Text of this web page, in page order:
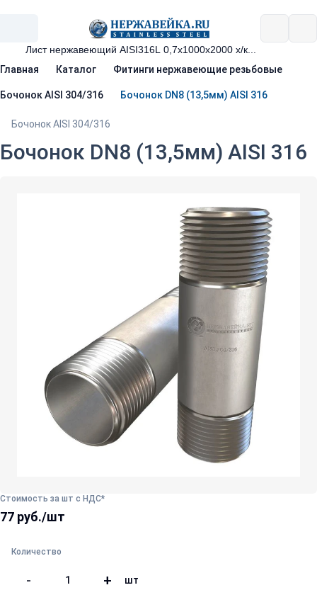
Главная Каталог Фитинги нержавеющие резьбовые
Бочонок AISI 304/316 Бочонок DN8 (13,5мм) AISI 316
Бочонок AISI 304/316
Бочонок DN8 (13,5мм) AISI 316
Стоимость за шт с НДС*
77 руб./шт
Количество
- + шт